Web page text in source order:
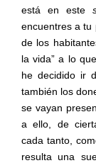
está en este
encuentres a tu
de los
la vida” a lo
he decidido ir
también los
se vayan
a ello, de
cada tanto,
resulta una